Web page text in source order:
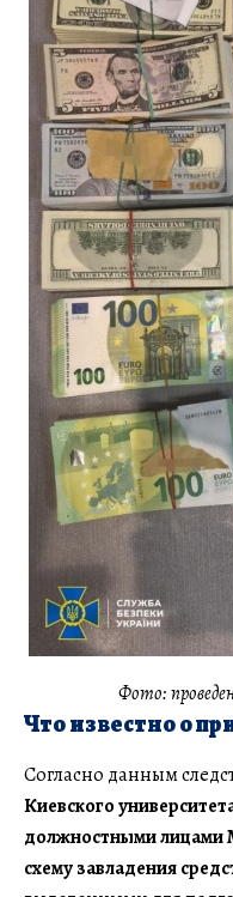
Фото:
Что известно о
Согласно данным
Киевского
должностными лицами
схему завладения